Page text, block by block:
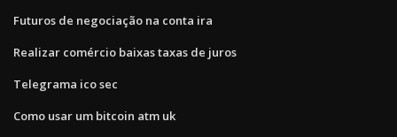
Futuros de negociação na conta ira
Realizar comércio baixas taxas de juros
Telegrama ico sec
Como usar um bitcoin atm uk